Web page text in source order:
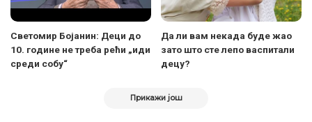
Светомир Бојанин: Деци до
10. године не треба рећи „иди
среди собу“
Да ли вам некада буде жао
зато што сте лепо васпитали
децу?
Прикажи још